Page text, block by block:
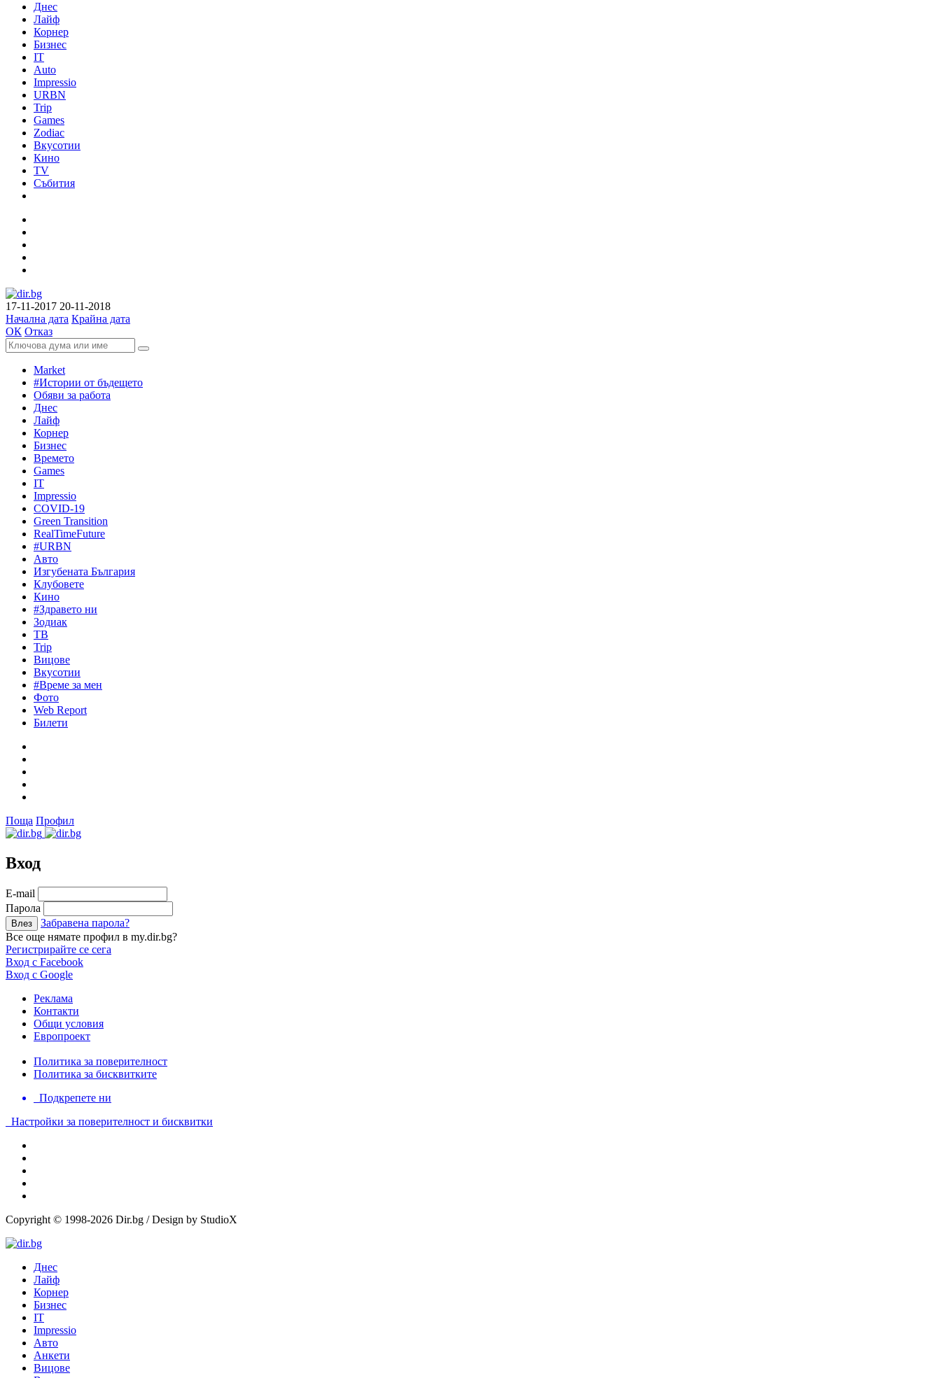
Днес
Лайф
Корнер
Бизнес
IT
Auto
Impressio
URBN
Trip
Games
Zodiac
Вкусотии
Кино
TV
Събития
17-11-2017 20-11-2018
Начална дата Крайна дата
ОК Отказ
Market
#Истории от бъдещето
Обяви за работа
Днес
Лайф
Корнер
Бизнес
Времето
Games
IT
Impressio
COVID-19
Green Transition
RealTimeFuture
#URBN
Авто
Изгубената България
Клубовете
Кино
#Здравето ни
Зодиак
ТВ
Trip
Вицове
Вкусотии
#Време за мен
Фото
Web Report
Билети
Поща Профил
Вход
Е-mail
Парола
Забравена парола?
Все още нямате профил в my.dir.bg?
Регистрирайте се сега
Вход с Facebook
Вход с Google
Реклама
Контакти
Общи условия
Европроект
Политика за поверителност
Политика за бисквитките
Подкрепете ни
Настройки за поверителност и бисквитки
Copyright © 1998-2026 Dir.bg / Design by StudioX
Днес
Лайф
Корнер
Бизнес
IT
Impressio
Авто
Анкети
Вицове